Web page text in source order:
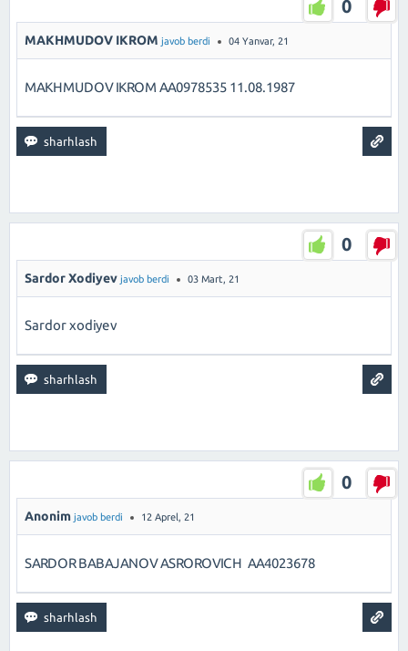
0
MAKHMUDOV IKROM javob berdi 04 Yanvar, 21
MAKHMUDOV IKROM AA0978535 11.08.1987
0
Sardor Xodiyev javob berdi 03 Mart, 21
Sardor xodiyev
0
Anonim javob berdi 12 Aprel, 21
SARDOR BABAJANOV ASROROVICH AA4023678